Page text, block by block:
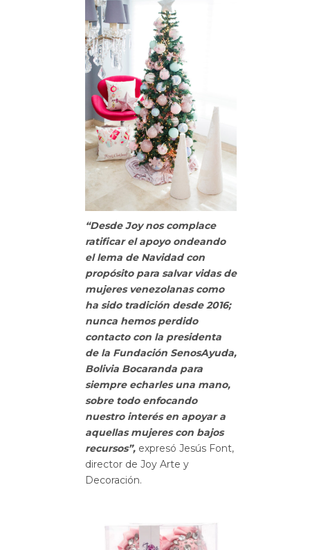
“Desde Joy nos complace
ratificar el apoyo ondeando
el lema de Navidad con
propósito para salvar vidas de
mujeres venezolanas como
ha sido tradición desde 2016;
nunca hemos perdido
contacto con la presidenta
de la Fundación SenosAyuda,
Bolivia Bocaranda para
siempre echarles una mano,
sobre todo enfocando
nuestro interés en apoyar a
aquellas mujeres con bajos
recursos”, expresó Jesús Font,
director de Joy Arte y
Decoración.